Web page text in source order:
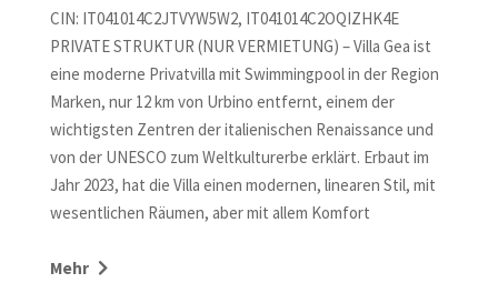
CIN: IT041014C2JTVYW5W2, IT041014C2OQIZHK4E
PRIVATE STRUKTUR (NUR VERMIETUNG) – Villa Gea ist
eine moderne Privatvilla mit Swimmingpool in der Region
Marken, nur 12 km von Urbino entfernt, einem der
wichtigsten Zentren der italienischen Renaissance und
von der UNESCO zum Weltkulturerbe erklärt. Erbaut im
Jahr 2023, hat die Villa einen modernen, linearen Stil, mit
wesentlichen Räumen, aber mit allem Komfort
Landschaft der Marken, ist diese Villa der ideale Ort, um
Mehr